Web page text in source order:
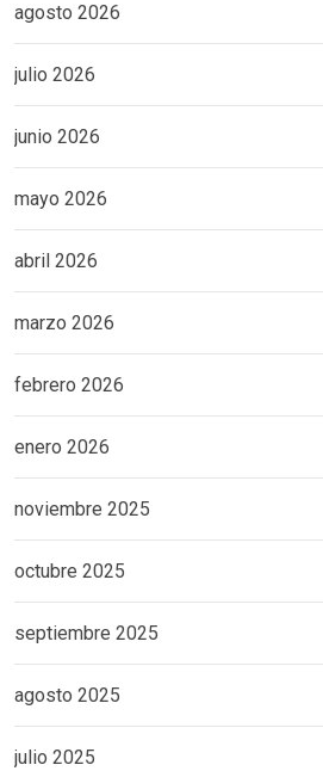
agosto 2026
julio 2026
junio 2026
mayo 2026
abril 2026
marzo 2026
febrero 2026
enero 2026
noviembre 2025
octubre 2025
septiembre 2025
agosto 2025
julio 2025